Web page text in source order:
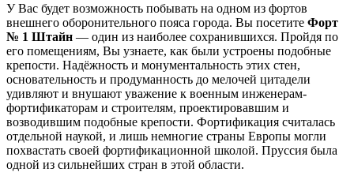
У Вас будет возможность побывать на одном из фортов
внешнего оборонительного пояса города. Вы посетите Форт
№ 1 Штайн — один из наиболее сохранившихся. Пройдя по
его помещениям, Вы узнаете, как были устроены подобные
крепости. Надёжность и монументальность этих стен,
основательность и продуманность до мелочей цитадели
удивляют и внушают уважение к военным инженерам-
фортификаторам и строителям, проектировавшим и
возводившим подобные крепости. Фортификация считалась
отдельной наукой, и лишь немногие страны Европы могли
похвастать своей фортификационной школой. Пруссия была
одной из сильнейших стран в этой области.